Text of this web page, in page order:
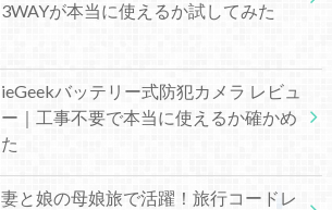
3WAYが本当に使えるか試してみた
ieGeekバッテリー式防犯カメラ レビュ
ー｜工事不要で本当に使えるか確かめ
た
妻と娘の母娘旅で活躍！旅行コードレ